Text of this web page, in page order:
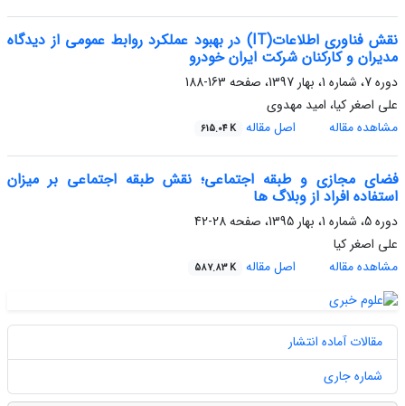
نقش فناوری اطلاعات(IT) در بهبود عملکرد روابط عمومی از دیدگاه
مدیران و کارکنان شرکت ایران خودرو
دوره 7، شماره 1، بهار 1397، صفحه
163-188
علی اصغر کیا، امید مهدوی
مشاهده مقاله
اصل مقاله 615.04 K
فضای مجازی و طبقه اجتماعی؛ نقش طبقه اجتماعی بر میزان
استفاده افراد از وبلاگ ها
دوره 5، شماره 1، بهار 1395، صفحه
28-42
علی اصغر کیا
مشاهده مقاله
اصل مقاله 587.83 K
مقالات آماده انتشار
شماره جاری